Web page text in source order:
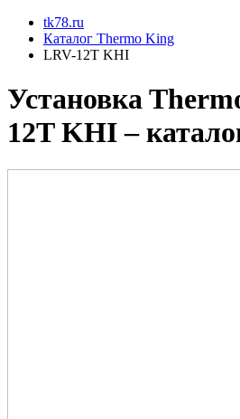
tk78.ru
Каталог Thermo King
LRV-12T KHI
Установкa
12T KHI–